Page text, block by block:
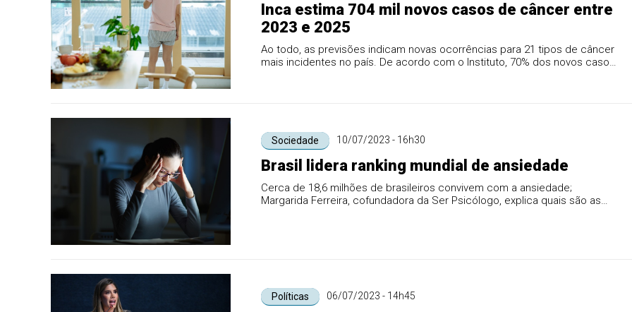
Inca estima 704 mil novos casos de câncer entre
2023 e 2025
Ao todo, as previsões indicam novas ocorrências para 21 tipos de câncer
mais incidentes no país. De acordo com o Instituto, 70% dos novos casos
Sociedade 10/07/2023 - 16h30
Brasil lidera ranking mundial de ansiedade
Cerca de 18,6 milhões de brasileiros convivem com a ansiedade;
Margarida Ferreira, cofundadora da Ser Psicólogo, explica quais são as
Políticas 06/07/2023 - 14h45